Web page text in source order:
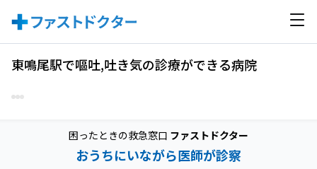
東鳴尾駅で嘔吐,吐き気の診療ができる病院
困ったときの救急窓口 ファストドクター
おうちにいながら医師が診察